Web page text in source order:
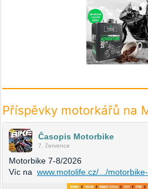
Příspěvky motorkářů na
Časopis Motorbike
7. července
Motorbike 7-8/2026
Víc na www.motolife.cz/.../